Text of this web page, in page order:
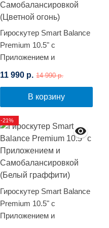
Гироскутер Smart Balance
Premium 10.5" с
Приложением и
(Цветной огонь)
11 990 р. 14 990 р.
В корзину
Гироскутер Smart Balance
Premium 10.5" с
Приложением и
-21%